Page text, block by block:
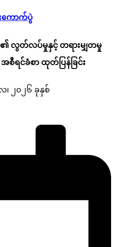
ကောက်ပွဲ
၏ လွတ်လပ်မှုနှင့် တရားမျှတမှု
ရင်ခံစာ ထုတ်ပြန်ခြင်း
၊ ၂၀၂၆ ခုနှစ်